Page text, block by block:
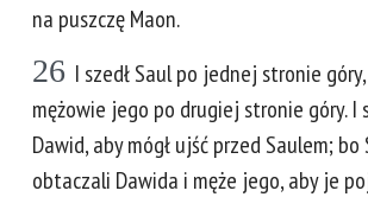
na puszczę Maon.
26 I szedł Saul po jednej stronie
mężowie jego po drugiej stronie góry. I
Dawid, aby mógł ujść przed Saulem;
obtaczali Dawida i męże jego, aby je